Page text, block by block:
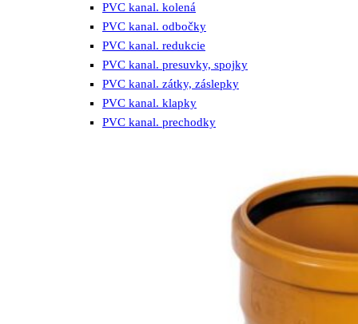
PVC kanal. kolená
PVC kanal. odbočky
PVC kanal. redukcie
PVC kanal. presuvky, spojky
PVC kanal. zátky, záslepky
PVC kanal. klapky
PVC kanal. prechodky